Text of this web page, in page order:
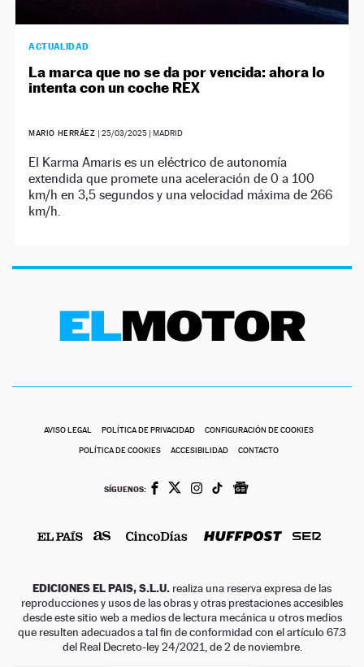
ACTUALIDAD
La marca que no se da por vencida: ahora lo
intenta con un coche REX
MARIO HERRÁEZ | 25/03/2025| MADRID
El Karma Amaris es un eléctrico de autonomía
extendida que promete una aceleración de 0 a 100
km/h en 3,5 segundos y una velocidad máxima de 266
km/h.
AVISO LEGAL POLÍTICA DE PRIVACIDAD CONFIGURACIÓN DE COOKIES
POLÍTICA DE COOKIES ACCESIBILIDAD CONTACTO
SÍGUENOS:
EDICIONES EL PAIS, S.L.U. realiza una reserva expresa de las
reproducciones y usos de las obras y otras prestaciones accesibles
desde este sitio web a medios de lectura mecánica u otros medios
que resulten adecuados a tal fin de conformidad con el artículo 67.3
del Real Decreto-ley 24/2021, de 2 de noviembre.